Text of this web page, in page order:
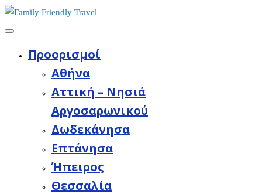
Προορισμοί
Aθήνα
Αττική – Νησιά
Αργοσαρωνικού
Δωδεκάνησα
Επτάνησα
Ήπειρος
Θεσσαλία